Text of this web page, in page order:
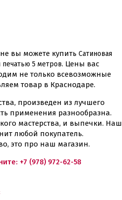
вы можете купить Сатиновая
печатью 5 метров. Цены вас
не только всевозможные
товар в Краснодаре.
произведен из лучшего
применения разнообразна.
мастерства, и выпечки. Наш
любой покупатель.
это про наш магазин.
+7 (978) 972-62-58